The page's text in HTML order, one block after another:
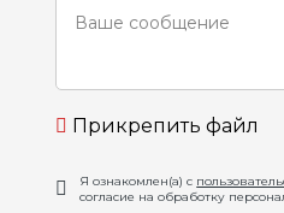
Прикрепить файл
Я ознакомлен(а) с
согласие на обработку